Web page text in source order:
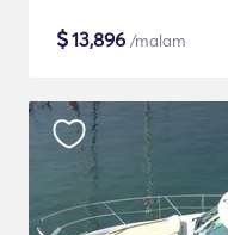
$13,896 /malam